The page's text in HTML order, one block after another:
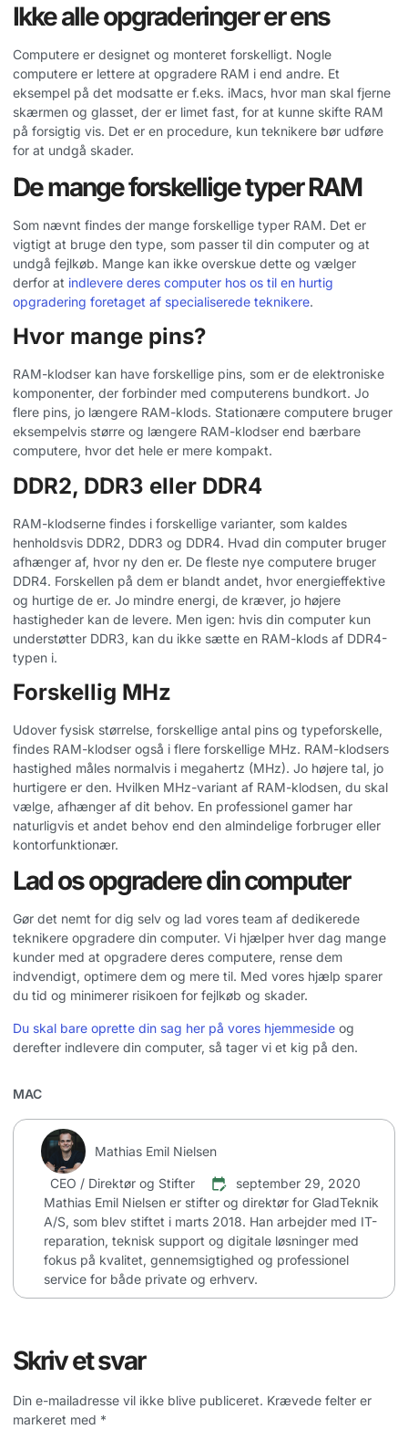
Ikke alle opgraderinger er ens
Computere er designet og monteret forskelligt. Nogle
computere er lettere at opgradere RAM i end andre. Et
eksempel på det modsatte er f.eks. iMacs, hvor man skal fjerne
skærmen og glasset, der er limet fast, for at kunne skifte RAM
på forsigtig vis. Det er en procedure, kun teknikere bør udføre
for at undgå skader.
De mange forskellige typer RAM
Som nævnt findes der mange forskellige typer RAM. Det er
vigtigt at bruge den type, som passer til din computer og at
undgå fejlkøb. Mange kan ikke overskue dette og vælger
derfor at indlevere deres computer hos os til en hurtig
opgradering foretaget af specialiserede teknikere.
Hvor mange pins?
RAM-klodser kan have forskellige pins, som er de elektroniske
komponenter, der forbinder med computerens bundkort. Jo
flere pins, jo længere RAM-klods. Stationære computere bruger
eksempelvis større og længere RAM-klodser end bærbare
computere, hvor det hele er mere kompakt.
DDR2, DDR3 eller DDR4
RAM-klodserne findes i forskellige varianter, som kaldes
henholdsvis DDR2, DDR3 og DDR4. Hvad din computer bruger
afhænger af, hvor ny den er. De fleste nye computere bruger
DDR4. Forskellen på dem er blandt andet, hvor energieffektive
og hurtige de er. Jo mindre energi, de kræver, jo højere
hastigheder kan de levere. Men igen: hvis din computer kun
understøtter DDR3, kan du ikke sætte en RAM-klods af DDR4-
typen i.
Forskellig MHz
Udover fysisk størrelse, forskellige antal pins og typeforskelle,
findes RAM-klodser også i flere forskellige MHz. RAM-klodsers
hastighed måles normalvis i megahertz (MHz). Jo højere tal, jo
hurtigere er den. Hvilken MHz-variant af RAM-klodsen, du skal
vælge, afhænger af dit behov. En professionel gamer har
naturligvis et andet behov end den almindelige forbruger eller
kontorfunktionær.
Lad os opgradere din computer
Gør det nemt for dig selv og lad vores team af dedikerede
teknikere opgradere din computer. Vi hjælper hver dag mange
kunder med at opgradere deres computere, rense dem
indvendigt, optimere dem og mere til. Med vores hjælp sparer
du tid og minimerer risikoen for fejlkøb og skader.
Du skal bare oprette din sag her på vores hjemmeside og
derefter indlevere din computer, så tager vi et kig på den.
MAC
Mathias Emil Nielsen
CEO / Direktør og Stifter
september 29, 2020
Mathias Emil Nielsen er stifter og direktør for GladTeknik
A/S, som blev stiftet i marts 2018. Han arbejder med IT-
reparation, teknisk support og digitale løsninger med
fokus på kvalitet, gennemsigtighed og professionel
service for både private og erhverv.
Skriv et svar
Din e-mailadresse vil ikke blive publiceret. Krævede felter er
markeret med *